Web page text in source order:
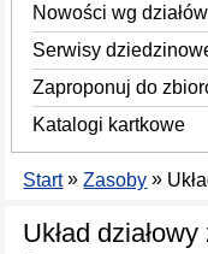
Nowości wg działów
Serwisy
Zaproponuj do
Katalogi kartkowe
Start» Zasoby »
Układ